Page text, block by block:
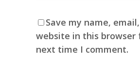
Save my name,
website in this browser
next time I comment.